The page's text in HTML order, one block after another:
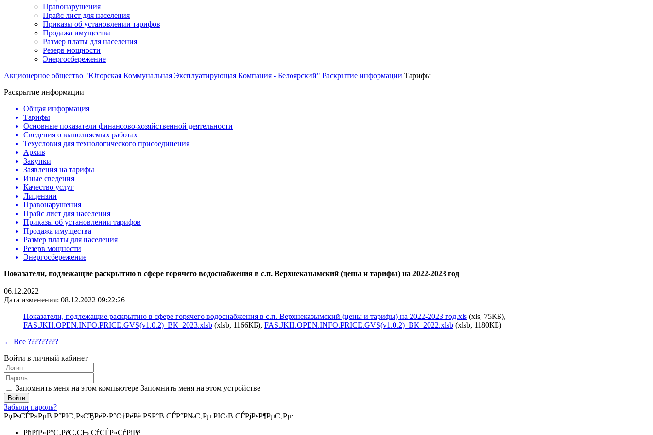
Правонарушения
Прайс лист для населения
Приказы об установлении тарифов
Продажа имущества
Размер платы для населения
Резерв мощности
Энергосбережение
Акционерное общество "Югорская Коммунальная Эксплуатирующая Компания - Белоярский" Раскрытие информации Тарифы
Раскрытие информации
Общая информация
Тарифы
Основные показатели финансово-хозяйственной деятельности
Сведения о выполняемых работах
Техусловия для технологического присоединения
Архив
Закупки
Заявления на тарифы
Иные сведения
Качество услуг
Лицензии
Правонарушения
Прайс лист для населения
Приказы об установлении тарифов
Продажа имущества
Размер платы для населения
Резерв мощности
Энергосбережение
Показатели, подлежащие раскрытию в сфере горячего водоснабжения в с.п. Верхнеказымский (цены и тарифы) на 2022-2023 год
06.12.2022
Дата изменения: 08.12.2022 09:22:26
Показатели, подлежащие раскрытию в сфере горячего водоснабжения в с.п. Верхнеказымский (цены и тарифы) на 2022-2023 год.xls (xls, 75КБ),
FAS.JKH.OPEN.INFO.PRICE.GVS(v1.0.2)_ВК_2023.xlsb (xlsb, 1166КБ), FAS.JKH.OPEN.INFO.PRICE.GVS(v1.0.2)_ВК_2022.xlsb (xlsb, 1180КБ)
← Все ?????????
Войти в личный кабинет
Запомнить меня на этом компьютере Запомнить меня на этом устройстве
Забыли пароль?
РџРѕСЃР»РµВ Р°РІС‚РѕСЂРёР·Р°С†РёРё РЅР°В СЃР°Р№С‚Рµ РІС‹В СЃРјРѕР¶РµС‚Рµ:
РћРїР»Р°С‚РёС‚СЊ СѓСЃР»СѓРіРё